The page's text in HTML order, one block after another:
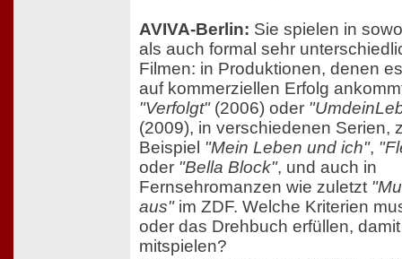
AVIVA-Berlin: Sie spielen in
als auch formal sehr
Filmen: in Produktionen, denen
auf kommerziellen Erfolg
"Verfolgt"(2006) oder
(2009), in verschiedenen Serien,
Beispiel "Mein Leben und ich",
oder "Bella Block", und auch in
Fernsehromanzen wie zuletzt
aus"im ZDF. Welche Kriterien
oder das Drehbuch erfüllen,
mitspielen?